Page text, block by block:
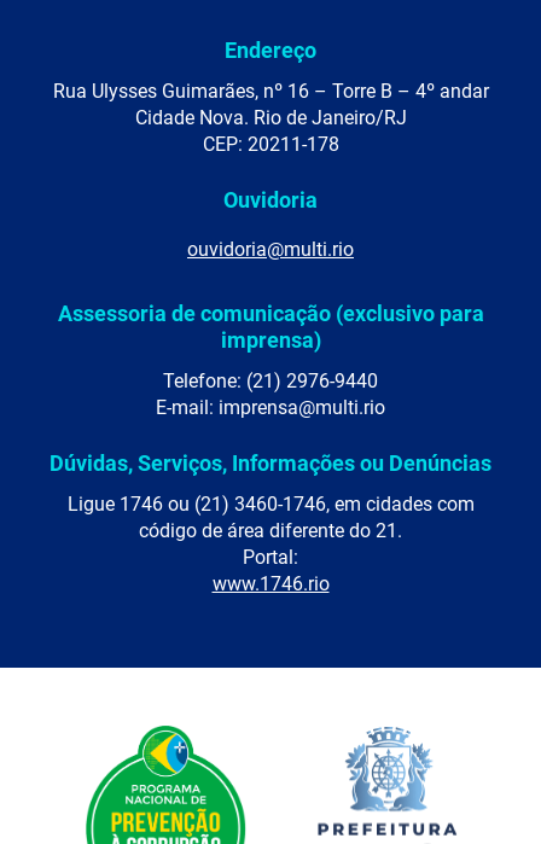
Endereço
Rua Ulysses Guimarães, nº 16 – Torre B – 4º andar
Cidade Nova. Rio de Janeiro/RJ
CEP: 20211-178
Ouvidoria
ouvidoria@multi.rio
Assessoria de comunicação (exclusivo para
imprensa)
Telefone: (21) 2976-9440
E-mail: imprensa@multi.rio
Dúvidas, Serviços, Informações ou Denúncias
Ligue 1746 ou (21) 3460-1746, em cidades com
código de área diferente do 21.
Portal:
www.1746.rio